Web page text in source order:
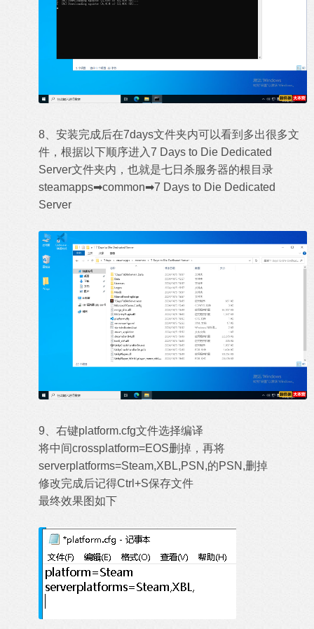
8、安装完成后在7days文件夹内可以看到多出很多文
件，根据以下顺序进入7 Days to Die Dedicated
Server文件夹内，也就是七日杀服务器的根目录
steamapps➡common➡7 Days to Die Dedicated
Server
9、右键platform.cfg文件选择编译
将中间crossplatform=EOS删掉，再将
serverplatforms=Steam,XBL,PSN,的PSN,删掉
修改完成后记得Ctrl+S保存文件
最终效果图如下